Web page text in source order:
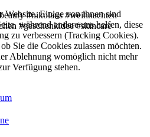
#nikolaus #weihnachten
#geschenkidee #skincare
Website. Einige von ihnen sind
während andere uns helfen, diese
zu verbessern (Tracking Cookies).
Sie die Cookies zulassen möchten.
Ablehnung womöglich nicht mehr
Verfügung stehen.